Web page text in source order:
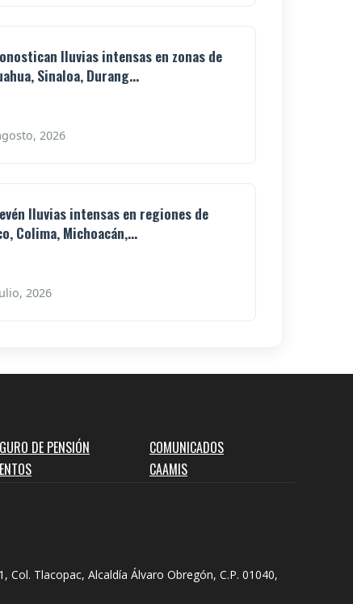
lluvias intensas en zonas de
Sinaloa, Durang...
2026
lluvias intensas en regiones de
Colima, Michoacán,...
2026
DE PENSIÓN
COMUNICADOS
CAAMIS
Col. Tlacopac, Alcaldía Álvaro Obregón, C.P. 01040,